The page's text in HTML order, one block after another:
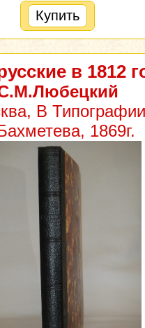
Купить
в 1812
В Типографии
1869г.